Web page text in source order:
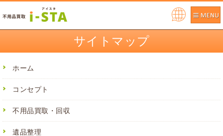
サイトマップ
ホーム
コンセプト
不用品買取・回収
遺品整理